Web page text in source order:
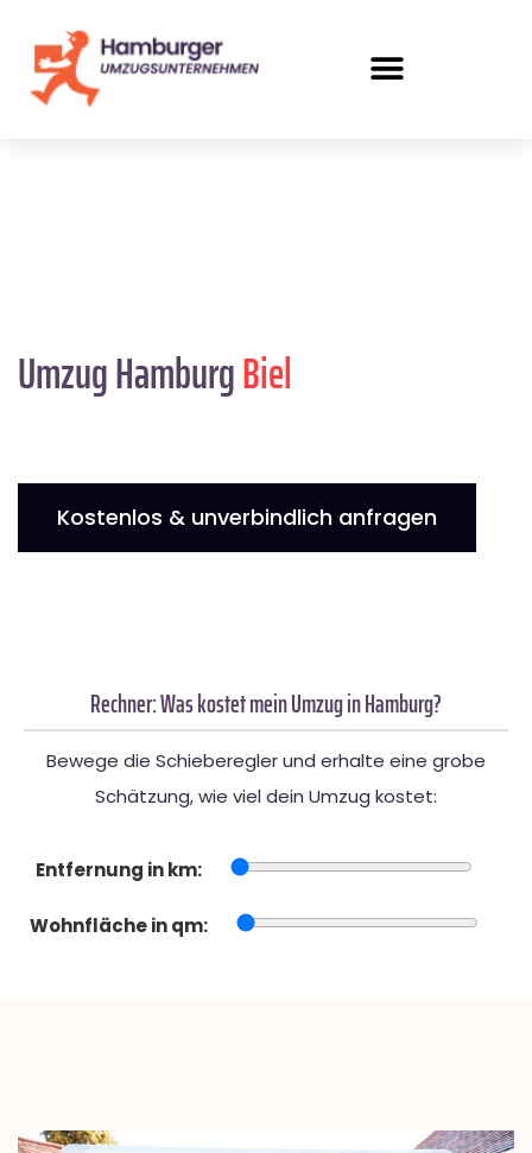
Umzug HamburgBiel
Kostenlos & unverbindlich anfragen
Rechner: Was kostet mein Umzug in Hamburg?
Bewege die Schieberegler und erhalte eine grobe
Schätzung, wie viel dein Umzug kostet:
Entfernung in km:
Wohnfläche in qm: